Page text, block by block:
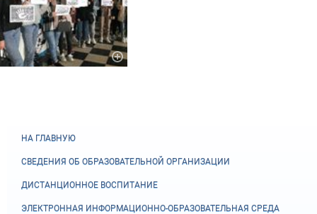
НА ГЛАВНУЮ
СВЕДЕНИЯ ОБ ОБРАЗОВАТЕЛЬНОЙ ОРГАНИЗАЦИИ
ДИСТАНЦИОННОЕ ВОСПИТАНИЕ
ЭЛЕКТРОННАЯ ИНФОРМАЦИОННО-ОБРАЗОВАТЕЛЬНАЯ СРЕДА